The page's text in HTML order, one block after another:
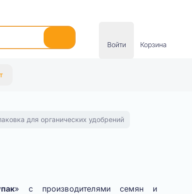
Войти Корзина
для органических удобрений
» с производителями семян и